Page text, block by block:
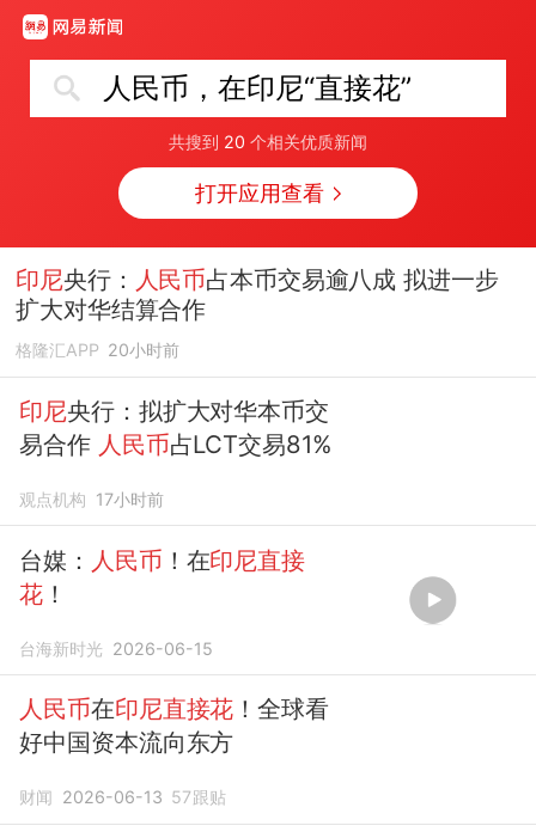
人民币，在印尼“直接花”
共搜到 20 个相关优质新闻
打开应用查看
印尼央行： 人民币占本币交易逾八成 拟进一步
扩大对华结算合作
格隆汇APP 20小时前
印尼央行：拟扩大对华本币交
易合作 人民币占LCT交易81%
观点机构 17小时前
台媒： 人民币 ！在印尼直接
花 ！
台海新时光 2026-06-15
人民币在印尼直接花 ！全球看
好中国资本流向东方
财闻 2026-06-13 57跟贴